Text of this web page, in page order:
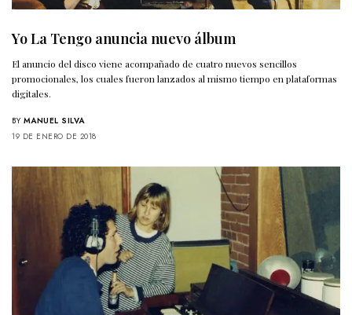
Yo La Tengo anuncia nuevo álbum
El anuncio del disco viene acompañado de cuatro nuevos sencillos
promocionales, los cuales fueron lanzados al mismo tiempo en plataformas
digitales.
BY MANUEL SILVA
19 DE ENERO DE 2018